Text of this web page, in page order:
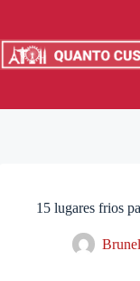
o
conteúdo
15 lugares frios